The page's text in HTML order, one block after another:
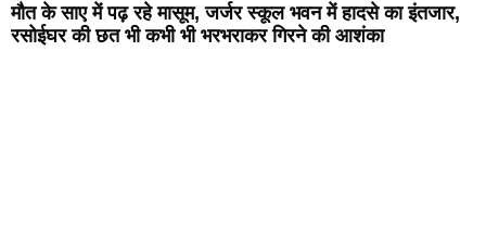
मौत के साए में पढ़ रहे मासूम, जर्जर स्कूल भवन में हादसे का इंतजार,
रसोईघर की छत भी कभी भी भरभराकर गिरने की आशंका